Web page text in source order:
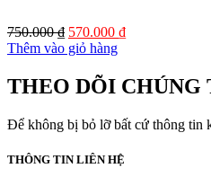
750.000₫ Giá
gốc
750.000 ₫.
570.000 ₫Giá
là:
570.000 ₫.
Thêm vào giỏ hàng
THEO DÕI CHÚNG
Để không bị bỏ lỡ bất cứ thông tin
THÔNG TIN LIÊN HỆ